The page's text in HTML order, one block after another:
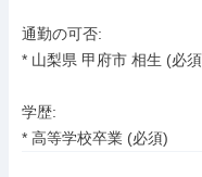
通勤の可否:
* 山梨県 甲府市 相生 (必
学歴:
* 高等学校卒業 (必須)